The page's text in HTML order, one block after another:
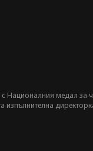
Националния медал